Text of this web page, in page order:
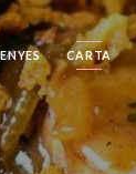
CARTA